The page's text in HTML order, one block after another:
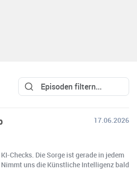
17.06.2026
Checks. Die Sorge ist gerade in jedem
uns die Künstliche Intelligenz bald